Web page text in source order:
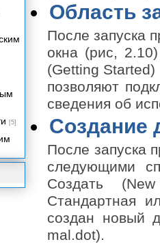
Область
После запуска
окна (рис,
(Getting Started)
позволяют
сведения об
Создание
После запуска
следующими
Создать
Стандартная
создан новый
mal.dot).
[5]